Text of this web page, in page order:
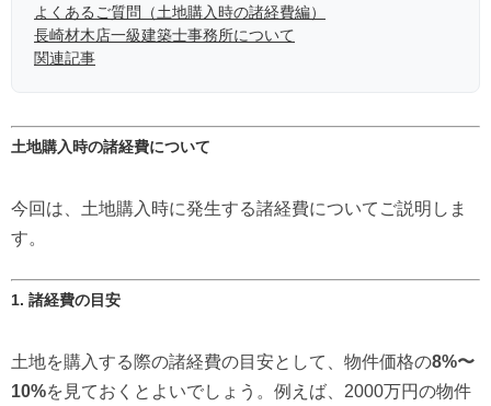
よくあるご質問（土地購入時の諸経費編）
長崎材木店一級建築士事務所について
関連記事
土地購入時の諸経費について
今回は、土地購入時に発生する諸経費についてご説明しま
す。
1. 諸経費の目安
土地を購入する際の諸経費の目安として、物件価格の8%〜
10%を見ておくとよいでしょう。例えば、2000万円の物件